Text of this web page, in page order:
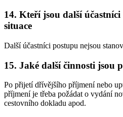
14. Kteří jsou další
situace
Další účastníci postupu nejsou
15. Jaké další činnosti jsou
Po přijetí dřívějšího příjmení nebo
příjmení je třeba požádat o vydání
cestovního dokladu apod.